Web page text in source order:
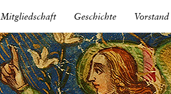
Mitgliedschaft Geschichte Vorstand